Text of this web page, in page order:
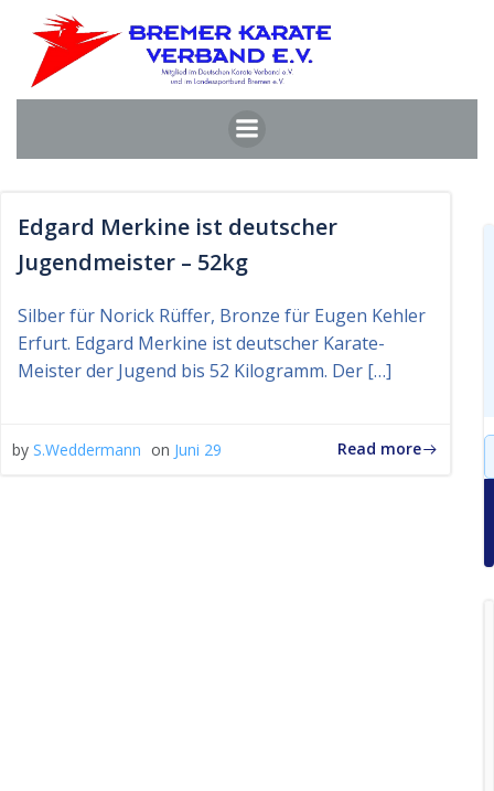
Inhalt
springen
Edgard Merkine ist deutscher
Jugendmeister – 52kg
Silber für Norick Rüffer, Bronze für Eugen Kehler
Erfurt. Edgard Merkine ist deutscher Karate-
Meister der Jugend bis 52 Kilogramm. Der […]
by S.Weddermann on Juni 29 Read more